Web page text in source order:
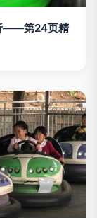
——第24页精